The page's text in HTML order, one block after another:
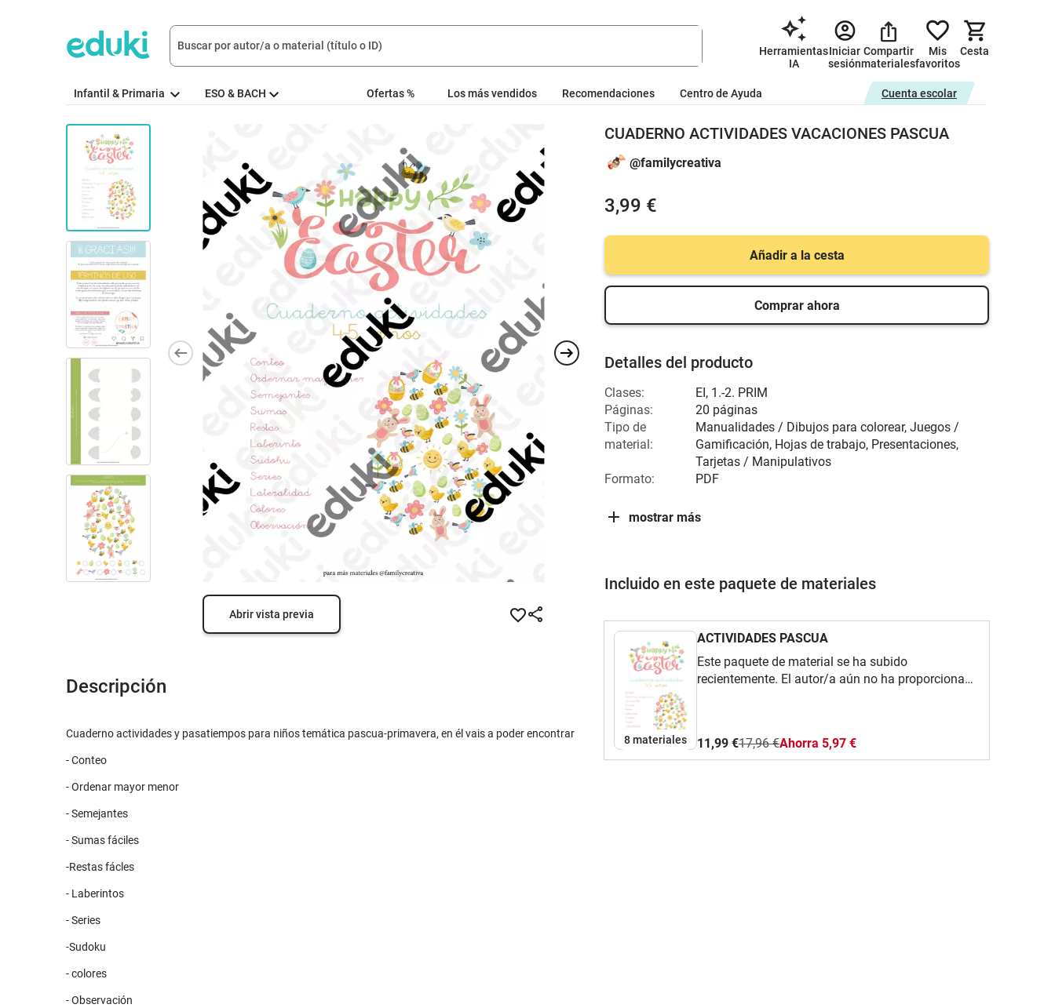
Herramientas
IA
Iniciar
sesión
Compartir
materiales
Mis
favoritos
Cesta
Infantil & Primaria ESO & BACH Ofertas % Los más vendidos Recomendaciones Centro de Ayuda Cuenta escolar
Abrir vista previa
Descripción
Cuaderno actividades y pasatiempos para niños temática pascua-primavera, en él vais a poder encontrar
- Conteo
- Ordenar mayor menor
- Semejantes
- Sumas fáciles
-Restas fácles
- Laberintos
- Series
-Sudoku
- colores
- Observación
CUADERNO ACTIVIDADES VACACIONES PASCUA
@familycreativa
3,99 €
Añadir a la cesta
Comprar ahora
Detalles del producto
Clases: EI, 1.-2. PRIM
Páginas:
20 páginas
Tipo de
material:
Manualidades / Dibujos para colorear, Juegos /
Gamificación, Hojas de trabajo, Presentaciones,
Tarjetas / Manipulativos
Formato:
PDF
mostrar más
Incluido en este paquete de materiales
8 materiales
ACTIVIDADES PASCUA
Este paquete de material se ha subido
recientemente. El autor/a aún no ha proporcionado
11,99 €17,96 €Ahorra 5,97 €